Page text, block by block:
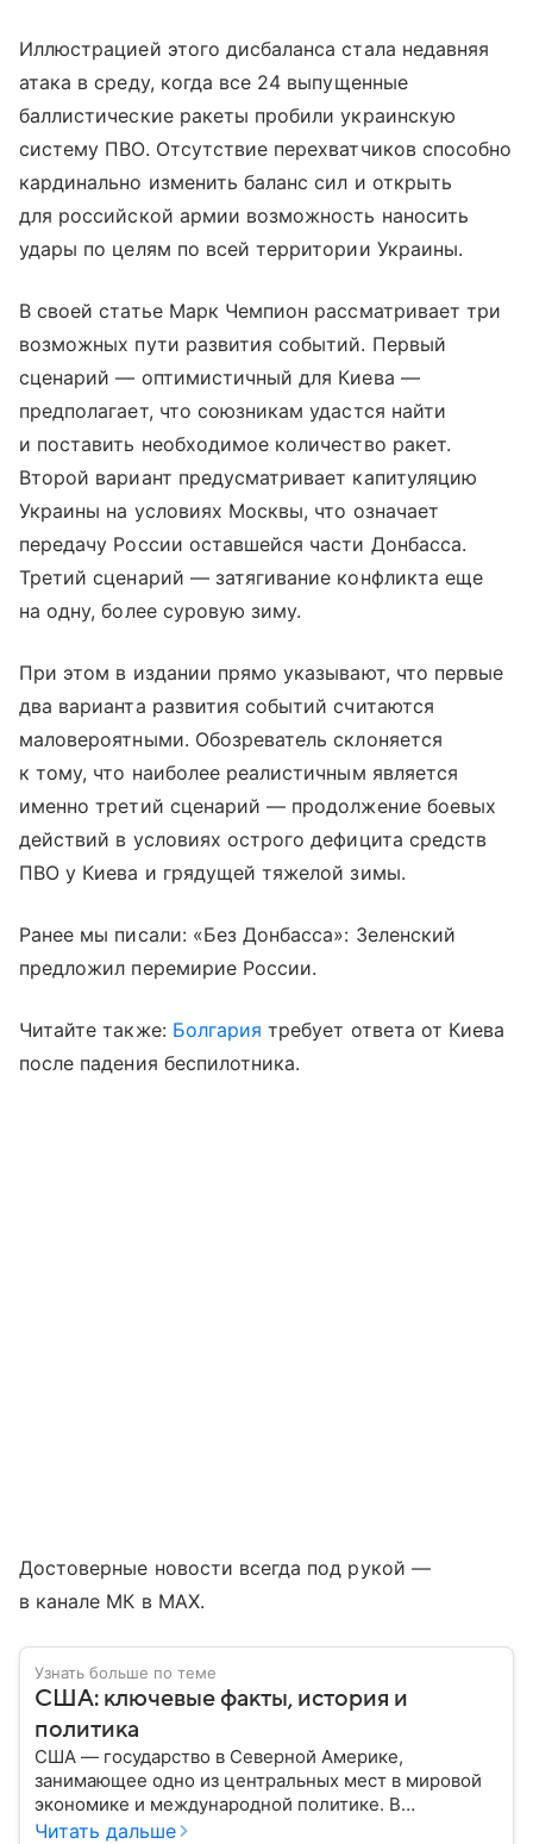
Иллюстрацией этого дисбаланса стала недавняя
атака в среду, когда все 24 выпущенные
баллистические ракеты пробили украинскую
систему ПВО. Отсутствие перехватчиков способно
кардинально изменить баланс сил и открыть
для российской армии возможность наносить
удары по целям по всей территории Украины.
В своей статье Марк Чемпион рассматривает три
возможных пути развития событий. Первый
сценарий — оптимистичный для Киева —
предполагает, что союзникам удастся найти
и поставить необходимое количество ракет.
Второй вариант предусматривает капитуляцию
Украины на условиях Москвы, что означает
передачу России оставшейся части Донбасса.
Третий сценарий — затягивание конфликта еще
на одну, более суровую зиму.
При этом в издании прямо указывают, что первые
два варианта развития событий считаются
маловероятными. Обозреватель склоняется
к тому, что наиболее реалистичным является
именно третий сценарий — продолжение боевых
действий в условиях острого дефицита средств
ПВО у Киева и грядущей тяжелой зимы.
Ранее мы писали: «Без Донбасса»: Зеленский
предложил перемирие России.
Читайте также: Болгария требует ответа от Киева
после падения беспилотника.
Достоверные новости всегда под рукой —
в канале МК в MAX.
Узнать больше по теме
США: ключевые факты, история и
политика
США — государство в Северной Америке,
занимающее одно из центральных мест в мировой
экономике и международной политике. В
материале — основные сведения об этой стране.
Читать дальше